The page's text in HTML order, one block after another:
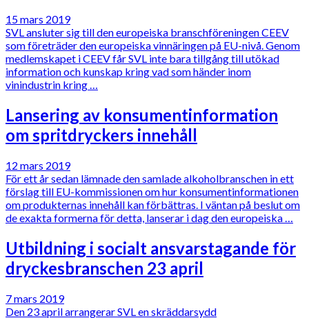
15 mars 2019
SVL ansluter sig till den europeiska branschföreningen CEEV
som företräder den europeiska vinnäringen på EU-nivå. Genom
medlemskapet i CEEV får SVL inte bara tillgång till utökad
information och kunskap kring vad som händer inom
vinindustrin kring …
Lansering av konsumentinformation
om spritdryckers innehåll
12 mars 2019
För ett år sedan lämnade den samlade alkoholbranschen in ett
förslag till EU-kommissionen om hur konsumentinformationen
om produkternas innehåll kan förbättras. I väntan på beslut om
de exakta formerna för detta, lanserar i dag den europeiska …
Utbildning i socialt ansvarstagande för
dryckesbranschen 23 april
7 mars 2019
Den 23 april arrangerar SVL en skräddarsydd